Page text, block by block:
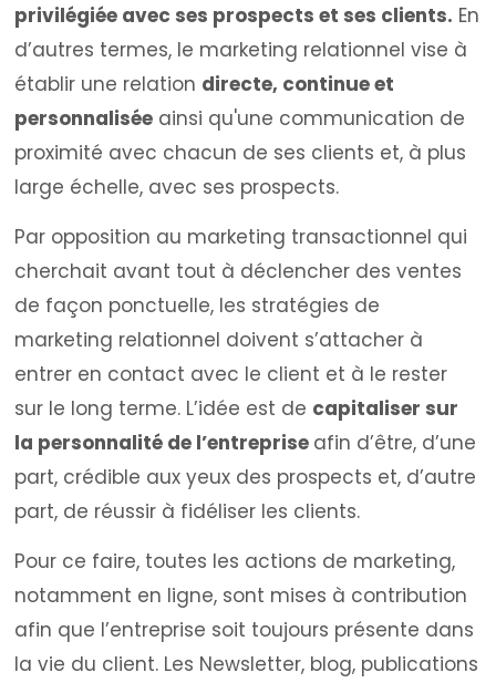
privilégiée avec ses prospects et ses clients. En
d’autres termes, le marketing relationnel vise à
établir une relation directe, continue et
personnalisée ainsi qu'une communication de
proximité avec chacun de ses clients et, à plus
large échelle, avec ses prospects.
Par opposition au marketing transactionnel qui
cherchait avant tout à déclencher des ventes
de façon ponctuelle, les stratégies de
marketing relationnel doivent s’attacher à
entrer en contact avec le client et à le rester
sur le long terme. L’idée est de capitaliser sur
la personnalité de l’entreprise afin d’être, d’une
part, crédible aux yeux des prospects et, d’autre
part, de réussir à fidéliser les clients.
Pour ce faire, toutes les actions de marketing,
notamment en ligne, sont mises à contribution
afin que l’entreprise soit toujours présente dans
la vie du client. Les Newsletter, blog, publications